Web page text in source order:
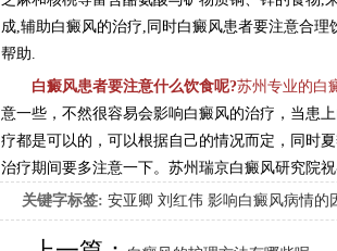
成,辅助白癜风的治疗,同时白癜风患者要注意合
帮助.
白癜风患者要注意什么饮食呢?苏州专业的白
意一些，不然很容易会影响白癜风的治疗，当患
疗都是可以的，可以根据自己的情况而定，同时
治疗期间要多注意一下。苏州瑞京白癜风研究院祝
关键字标签: 安亚卿 刘红伟 影响白癜风病情的
女生应该如何治疗呢